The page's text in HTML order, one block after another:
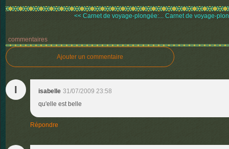
<< Carnet de voyage-plongée:... Carnet de voyage-
commentaires
Ajouter un commentaire
I isabelle 31/07/2009 23:58
qu'elle est belle
Répondre